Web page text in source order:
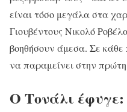
είναι τόσο μεγάλα στα
Γιουβέντους Νικολό
βοηθήσουν άμεσα. Σε κάθε
να παραμείνει στην
Ο Τονάλι